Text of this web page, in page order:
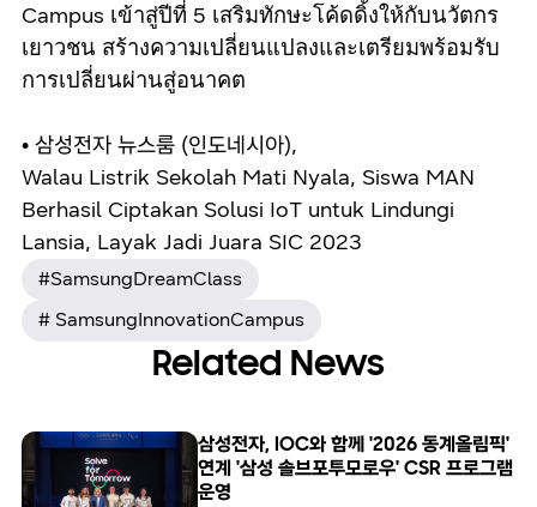
Campus เข้าสู่ปีที่ 5 เสริมทักษะโค้ดดิ้งให้กับนวัตกร
เยาวชน สร้างความเปลี่ยนแปลงและเตรียมพร้อมรับ
การเปลี่ยนผ่านสู่อนาคต
• 삼성전자 뉴스룸 (인도네시아),
Walau Listrik Sekolah Mati Nyala, Siswa MAN
Berhasil Ciptakan Solusi IoT untuk Lindungi
Lansia, Layak Jadi Juara SIC 2023
#SamsungDreamClass
# SamsungInnovationCampus
Related News
삼성전자, IOC와 함께 '2026 동계올림픽'
연계 '삼성 솔브포투모로우' CSR 프로그램
운영